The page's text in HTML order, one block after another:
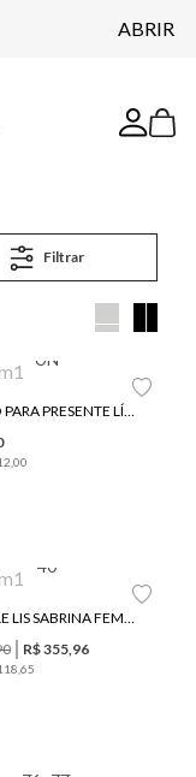
ABRIR
Filtrar
UN
CARTÃO PARA PRESENTE LÍRIO PROTEA
00
40
CALÇA LE LIS SABRINA FEMININA
R$355,96
65
42 44